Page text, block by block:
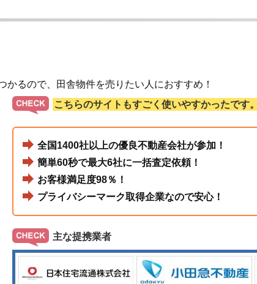
かるので、田舎物件を売りたい人におすすめ！
こちらのサイトもすごく使いやすかったです
全国1400社以上の優良不動産会社が参加！
簡単60秒で最大6社に一括査定依頼！
お客様満足度98％！
プライバシーマーク取得企業なので安心！
主な提携業者